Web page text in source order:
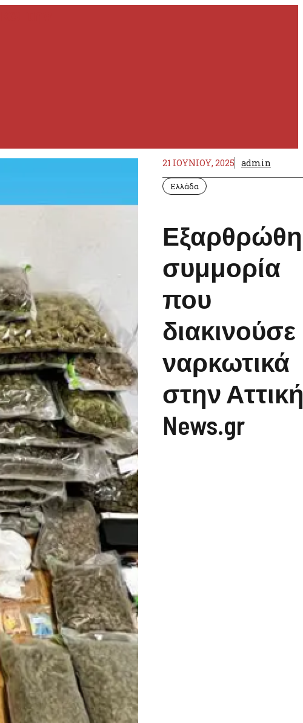
21 ΙΟΥΝΊΟΥ, 2025 admin
Ελλάδα
συμμορία
που
διακινούσε
ναρκωτικά
στην
News.gr